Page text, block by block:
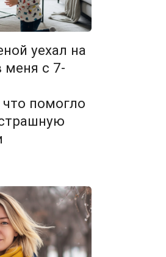
уехал на
меня с 7-
помогло